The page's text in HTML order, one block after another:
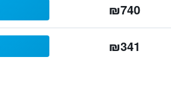
₪740
₪341